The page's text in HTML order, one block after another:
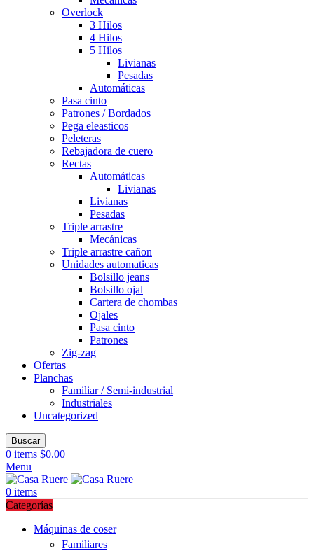
Overlock
3 Hilos
4 Hilos
5 Hilos
Livianas
Pesadas
Automáticas
Pasa cinto
Patrones / Bordados
Pega eleasticos
Peleteras
Rebajadora de cuero
Rectas
Automáticas
Livianas
Livianas
Pesadas
Triple arrastre
Mecánicas
Triple arrastre cañon
Unidades automaticas
Bolsillo jeans
Bolsillo ojal
Cartera de chombas
Ojales
Pasa cinto
Patrones
Zig-zag
Ofertas
Planchas
Familiar / Semi-industrial
Industriales
Uncategorized
Buscar
0 items $0.00
Menu
0 items
Categorías
Máquinas de coser
Familiares